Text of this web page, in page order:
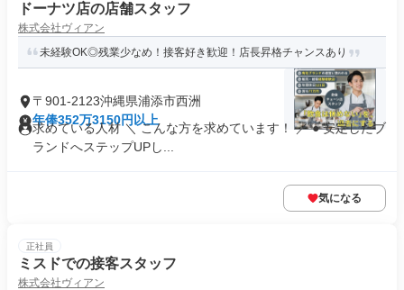
ドーナツ店の店舗スタッフ
株式会社ヴィアン
未経験OK◎残業少なめ！接客好き歓迎！店長昇格チャンスあり
〒901-2123沖縄県浦添市西洲
年俸352万3150円以上
求めている人材 ＼ こんな方を求めています！ ／ ● 安定したブ
ランドへステップUPし...
気になる
正社員
ミスドでの接客スタッフ
株式会社ヴィアン